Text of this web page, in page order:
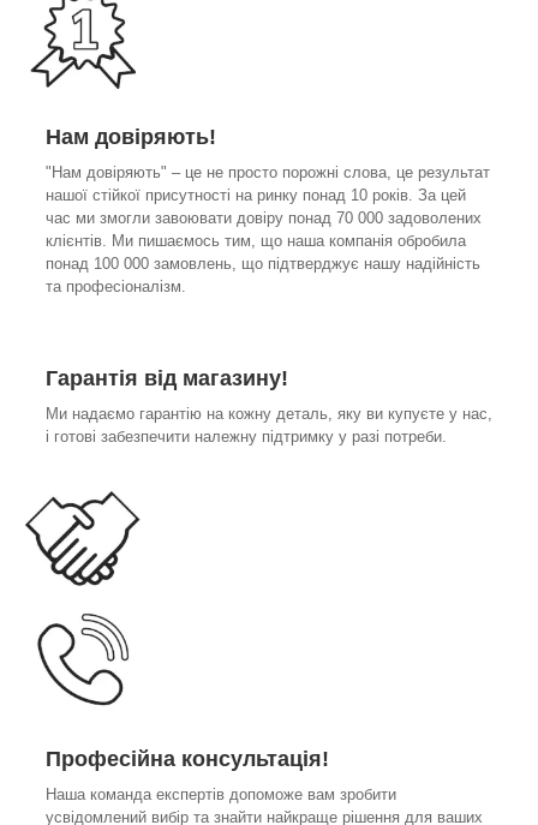
Нам довіряють!
"Нам довіряють" – це не просто порожні слова, це результат
нашої стійкої присутності на ринку понад 10 років. За цей
час ми змогли завоювати довіру понад 70 000 задоволених
клієнтів. Ми пишаємось тим, що наша компанія обробила
понад 100 000 замовлень, що підтверджує нашу надійність
та професіоналізм.
Гарантія від магазину!
Ми надаємо гарантію на кожну деталь, яку ви купуєте у нас,
і готові забезпечити належну підтримку у разі потреби.
Професійна консультація!
Наша команда експертів допоможе вам зробити
усвідомлений вибір та знайти найкраще рішення для ваших